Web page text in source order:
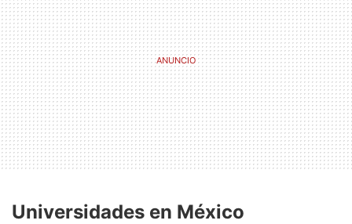
Universidades en México